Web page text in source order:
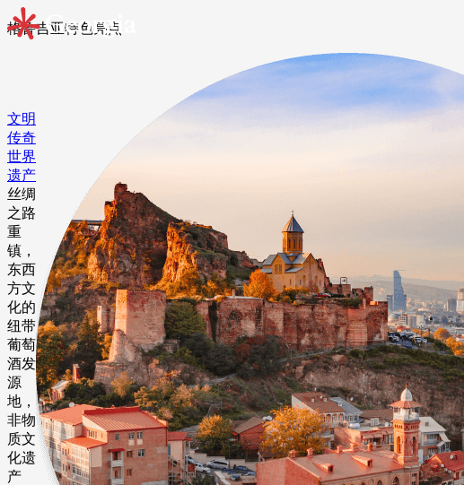
格鲁吉亚特⾊亮点
文明
传奇
世界
遗产
丝绸
之路
重
镇，
东西
方文
化的
纽带
葡萄
酒发
源
地，
非物
质文
化遗
产